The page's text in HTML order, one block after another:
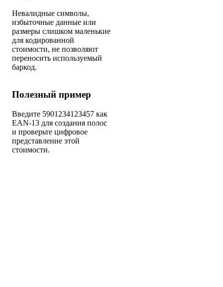
Невалидные символы,
избыточные данные или
размеры слишком маленькие
для кодированной
стоимости, не позволяют
переносить используемый
баркод.
Полезный пример
Введите 5901234123457 как
EAN-13 для создания полос
и проверьте цифровое
представление этой
стоимости.